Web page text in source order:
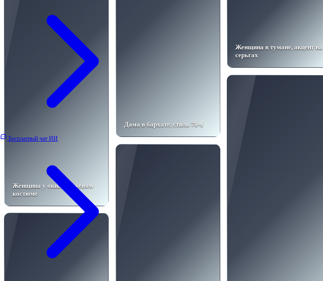
Бесплатный чат ИИ
Дама в бархате, стиль 70-х
Женщина у окна в бежевом
костюме
Женщина в тумане, акцент на
серьгах